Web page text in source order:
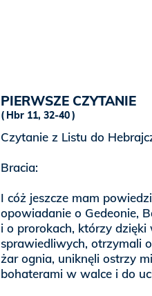
PIERWSZE CZYTANIE
Hbr 11, 32-40
Czytanie z Listu do
Bracia:
I cóż jeszcze mam
opowiadanie o Gedeonie,
i o prorokach, którzy
sprawiedliwych, otrzymali
żar ognia, uniknęli ostrzy
bohaterami w walce i do